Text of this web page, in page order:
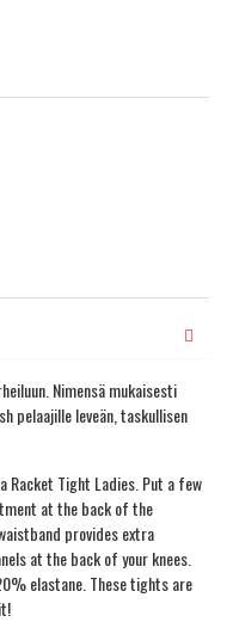
Nimensä mukaisesti
pelaajille leveän, taskullisen
Racket Tight Ladies. Put a few
at the back of the
provides extra
at the back of your knees.
elastane. These tights are